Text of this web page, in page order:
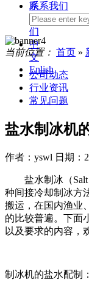
系
我
们
中
文
Enlish
联系我们
当前位置： 首页 »
公司动态
行业资讯
常见问题
盐水制冰机
作者：yswl 日期：
盐水制冰（Salt
种间接冷却制冰方
搬运，在国内渔业
的比较普遍。下面
以及要求的内容，
制冰机的盐水配制：